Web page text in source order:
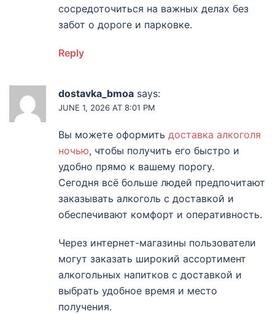
сосредоточиться на важных делах без
забот о дороге и парковке.
Reply
dostavka_bmoa says:
JUNE 1, 2026 AT 8:01 PM
Вы можете оформить доставка алкоголя
ночью, чтобы получить его быстро и
удобно прямо к вашему порогу.
Сегодня всё больше людей предпочитают
заказывать алкоголь с доставкой и
обеспечивают комфорт и оперативность.
Через интернет-магазины пользователи
могут заказать широкий ассортимент
алкогольных напитков с доставкой и
выбрать удобное время и место
получения.